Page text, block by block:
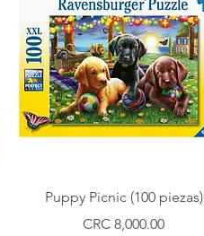
Vista rápida
Puppy Picnic (100 piezas)
Precio
CRC 8,000.00